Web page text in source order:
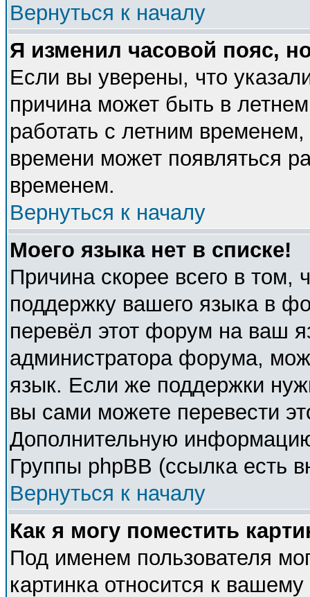
Вернуться к началу
Я изменил часовой пояс,
Если вы уверены, что
причина может быть в
работать с летним временем,
времени может появляться
временем.
Вернуться к началу
Моего языка нет в списке!
Причина скорее всего в том,
поддержку вашего языка в
перевёл этот форум на ваш
администратора форума,
язык. Если же поддержки
вы сами можете перевести
Дополнительную
Группы phpBB (ссылка есть
Вернуться к началу
Как я могу поместить
Под именем пользователя
картинка относится к